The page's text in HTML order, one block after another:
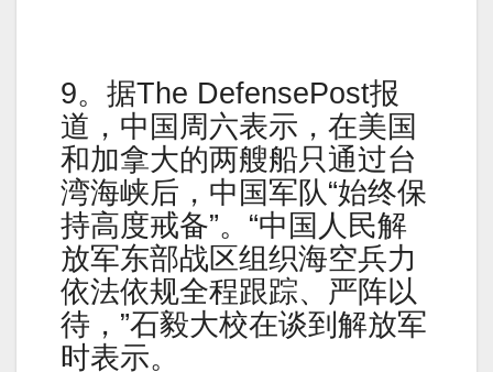
9。据The DefensePost报
道，中国周六表示，在美国
和加拿大的两艘船只通过台
湾海峡后，中国军队“始终保
持高度戒备”。“中国人民解
放军东部战区组织海空兵力
依法依规全程跟踪、严阵以
待，”石毅大校在谈到解放军
时表示。